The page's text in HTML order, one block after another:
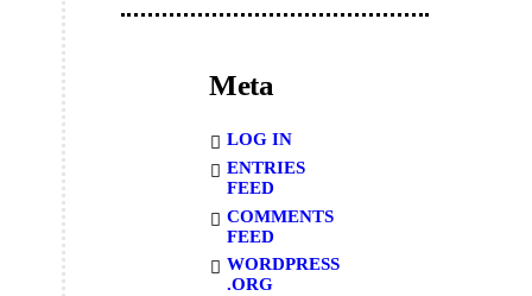
Meta
LOG IN
ENTRIES
FEED
COMMENTS
FEED
WORDPRESS
.ORG